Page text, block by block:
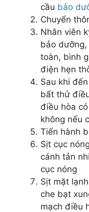
cầu bảo
Chuyển
Nhân viên
bảo
toàn, bình
điện hẹn
Sau khi
bất thử
điều hòa
không nếu
Tiến hành
Sịt cục
cánh tản
cục nóng
Sịt mặt
che bạt
mạch điều